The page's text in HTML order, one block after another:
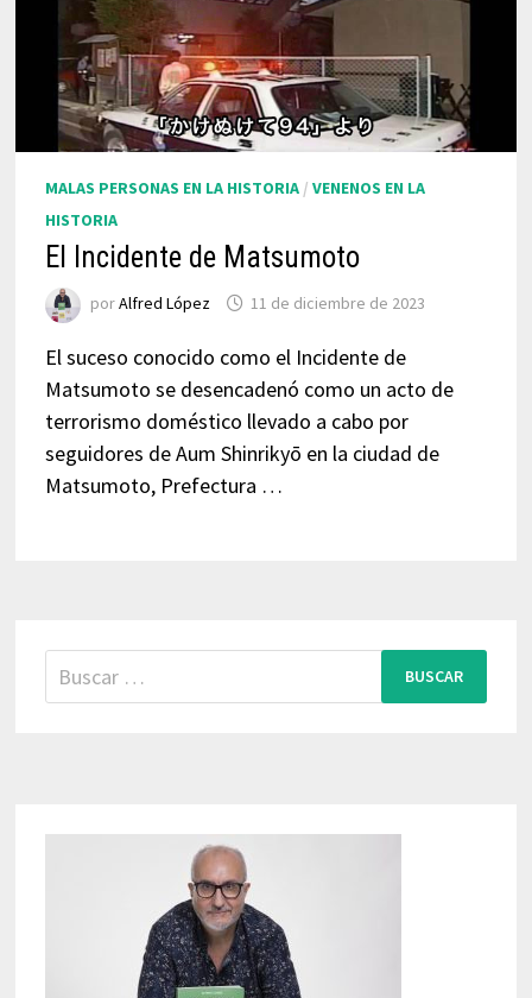
MALAS PERSONAS EN LA HISTORIA/ VENENOS EN LA
HISTORIA
El Incidente de Matsumoto
porAlfred López 11 de diciembre de 2023
El suceso conocido como el Incidente de
Matsumoto se desencadenó como un acto de
terrorismo doméstico llevado a cabo por
seguidores de Aum Shinrikyō en la ciudad de
Matsumoto, Prefectura …
Buscar: